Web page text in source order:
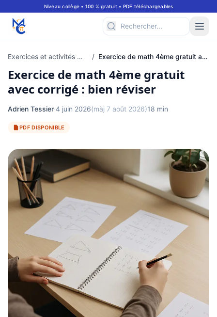
Niveau collège • 100 % gratuit • PDF téléchargeables
Exercices et activités mathématiques pour classe de 4ème / Exercice de math 4ème gratuit avec corrigé : bien réviser
Exercice de math 4ème gratuit
avec corrigé : bien réviser
Adrien Tessier·4 juin 2026(màj 7 août 2026)18 min
PDF DISPONIBLE